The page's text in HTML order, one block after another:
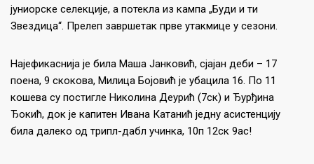
јуниорске селекције, а потекла из кампа „Буди и ти
Звездица“. Прелеп завршетак прве утакмице у сезони.
Најефикаснија је била Маша Јанковић, сјајан деби – 17
поена, 9 скокова, Милица Бојовић је убацила 16. По 11
кошева су постигле Николина Деурић (7ск) и Ђурђина
Ђокић, док је капитен Ивана Катанић једну асистенцију
била далеко од трипл-дабл учинка, 10п 12ск 9ас!